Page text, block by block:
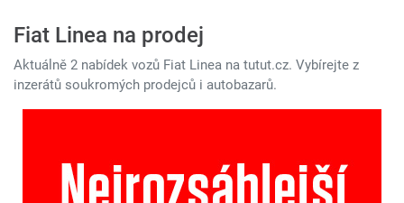
Fiat Linea na prodej
Aktuálně 2 nabídek vozů Fiat Linea na tutut.cz. Vybírejte z
inzerátů soukromých prodejců i autobazarů.